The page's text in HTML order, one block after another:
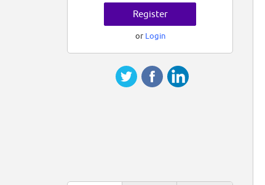
Register
or Login